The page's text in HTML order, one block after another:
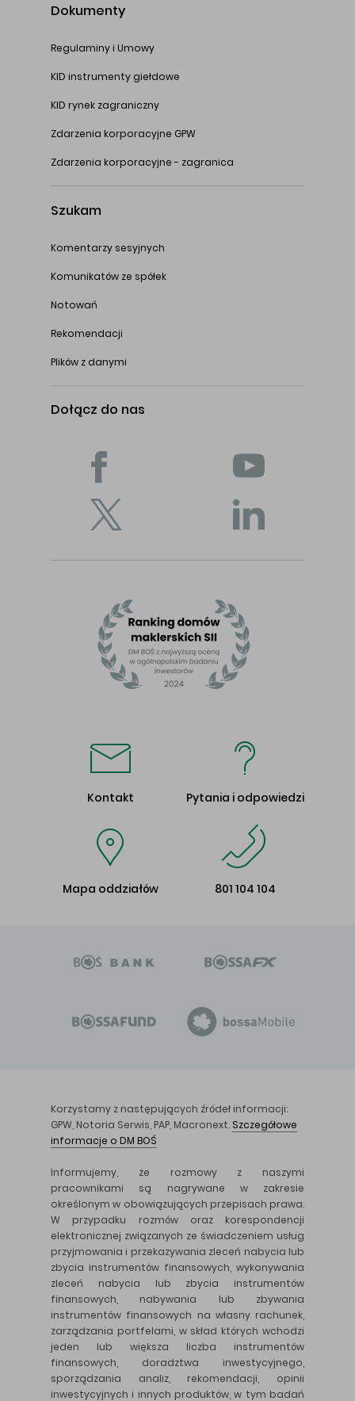
Dokumenty
Regulaminy i Umowy
KID instrumenty giełdowe
KID rynek zagraniczny
Zdarzenia korporacyjne GPW
Zdarzenia korporacyjne - zagranica
Szukam
Komentarzy sesyjnych
Komunikatów ze spółek
Notowań
Rekomendacji
Plików z danymi
Dołącz do nas
Kontakt Pytania i odpowiedzi
Mapa oddziałów 801 104 104
Korzystamy z następujących źródeł informacji:
GPW, Notoria Serwis, PAP, Macronext. Szczegółowe
informacje o DM BOŚ
Informujemy, że rozmowy z naszymi
pracownikami są nagrywane w zakresie
określonym w obowiązujących przepisach prawa.
W przypadku rozmów oraz korespondencji
elektronicznej związanych ze świadczeniem usług
przyjmowania i przekazywania zleceń nabycia lub
zbycia instrumentów finansowych, wykonywania
zleceń nabycia lub zbycia instrumentów
finansowych, nabywania lub zbywania
instrumentów finansowych na własny rachunek,
zarządzania portfelami, w skład których wchodzi
jeden lub większa liczba instrumentów
finansowych, doradztwa inwestycyjnego,
sporządzania analiz, rekomendacji, opinii
inwestycyjnych i innych produktów, w tym badań